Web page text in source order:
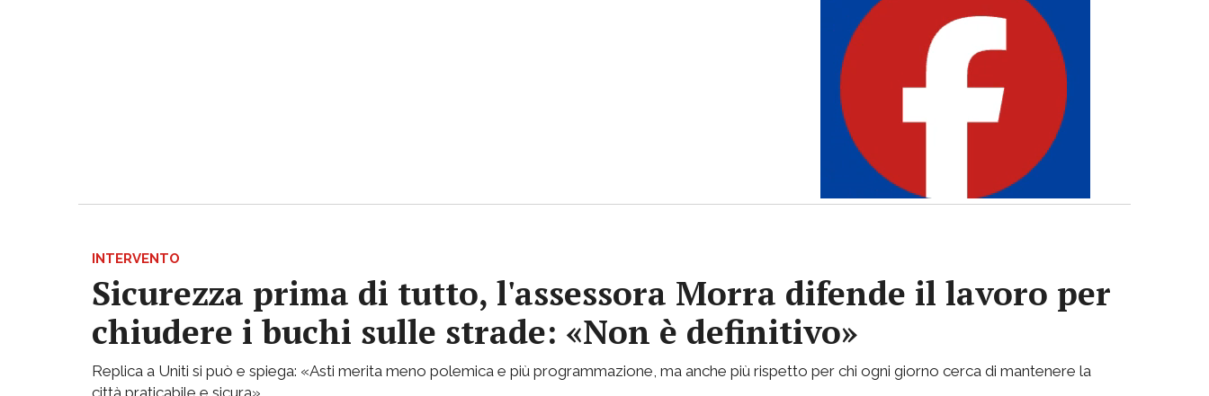
INTERVENTO
Sicurezza prima di tutto, l'assessora Morra difende il lavoro per
chiudere i buchi sulle strade: «Non è definitivo»
Replica a Uniti si può e spiega: «Asti merita meno polemica e più programmazione, ma anche più rispetto per chi ogni giorno cerca di mantenere la
città praticabile e sicura»